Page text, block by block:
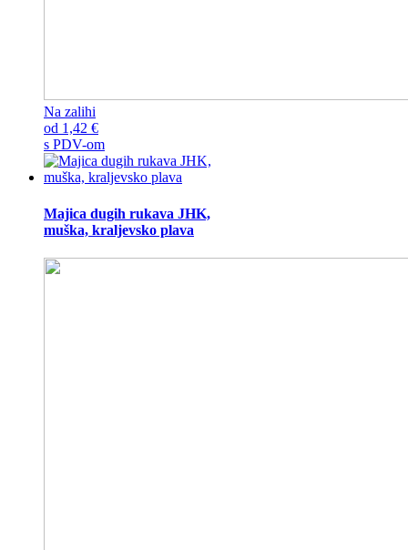
Na zalihi
od 1,42 €
s PDV-om
Majica dugih rukava JHK,
muška, kraljevsko plava